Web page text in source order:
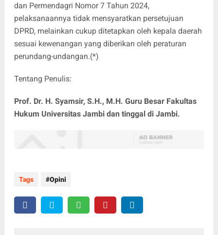
dan Permendagri Nomor 7 Tahun 2024,
pelaksanaannya tidak mensyaratkan persetujuan
DPRD, melainkan cukup ditetapkan oleh kepala daerah
sesuai kewenangan yang diberikan oleh peraturan
perundang-undangan.(*)
Tentang Penulis:
Prof. Dr. H. Syamsir, S.H., M.H. Guru Besar Fakultas
Hukum Universitas Jambi dan tinggal di Jambi.
Tags Opini